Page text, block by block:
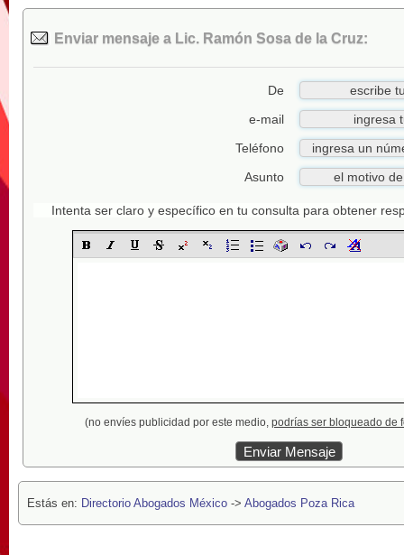
Enviar mensaje a Lic. Ramón Sosa de la Cruz:
De
e-mail
Teléfono
Asunto
Intenta ser claro y específico en tu consulta para obtener
(no envíes publicidad por este medio, podrías ser bloqueado de
Estás en: Directorio Abogados México -> Abogados Poza Rica